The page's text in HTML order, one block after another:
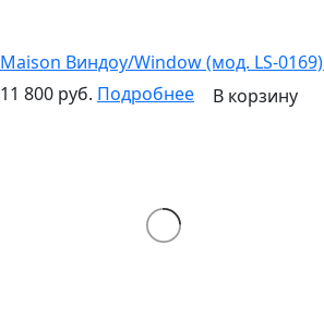
Maison Виндоу/Window (мод. LS-0169)
11 800 руб. Подробнее В корзину